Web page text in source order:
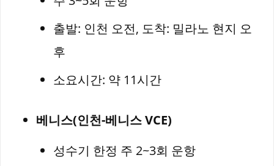
출발: 인천 오전, 도착: 밀라노 현지 오
후
소요시간: 약 11시간
베니스(인천-베니스 VCE)
성수기 한정 주 2~3회 운항